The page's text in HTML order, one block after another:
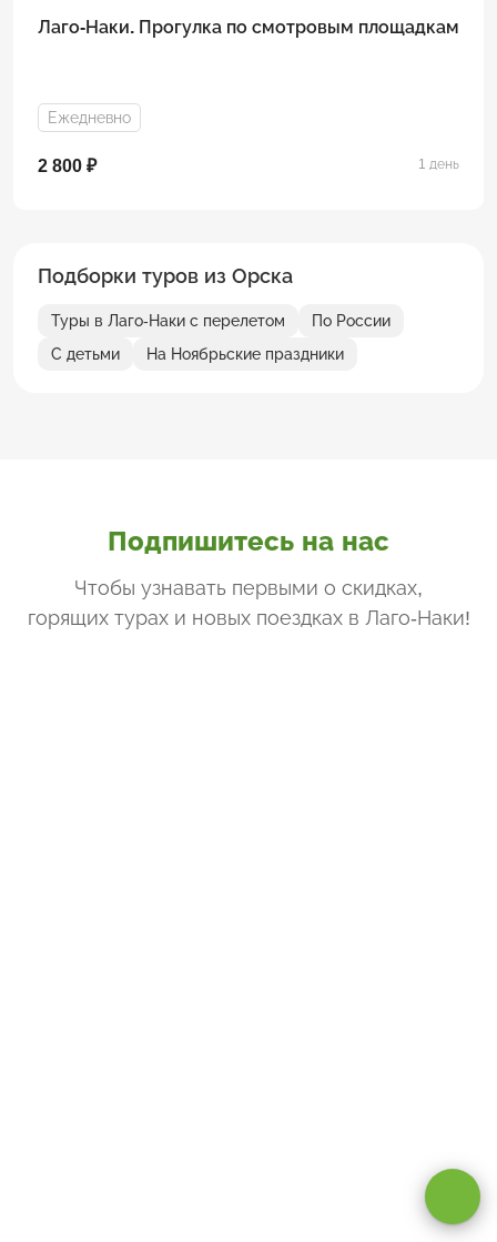
Лаго-Наки. Прогулка по смотровым площадкам
Ежедневно
2 800 ₽ 1 день
Подборки туров из Орска
Туры в Лаго-Наки с перелетом
По России
С детьми
На Ноябрьские праздники
Подпишитесь на нас
Чтобы узнавать первыми о скидках,
горящих турах и новых поездкахв Лаго-Наки!